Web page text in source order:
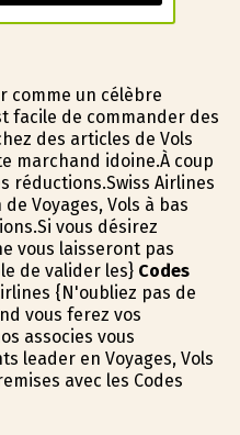
comme un célèbre
facile de commander des
des articles de Vols
marchand idoine.À coup
réductions.Swiss Airlines
Voyages, Vols à bas
vous désirez
vous laisseront pas
de valider les} Codes
{N'oubliez pas de
vous ferez vos
associes vous
leader en Voyages, Vols
avec les Codes